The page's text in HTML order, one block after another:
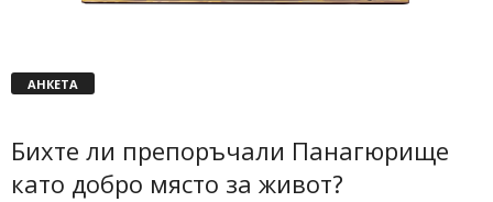
АНКЕТА
Бихте ли препоръчали Панагюрище
като добро място за живот?